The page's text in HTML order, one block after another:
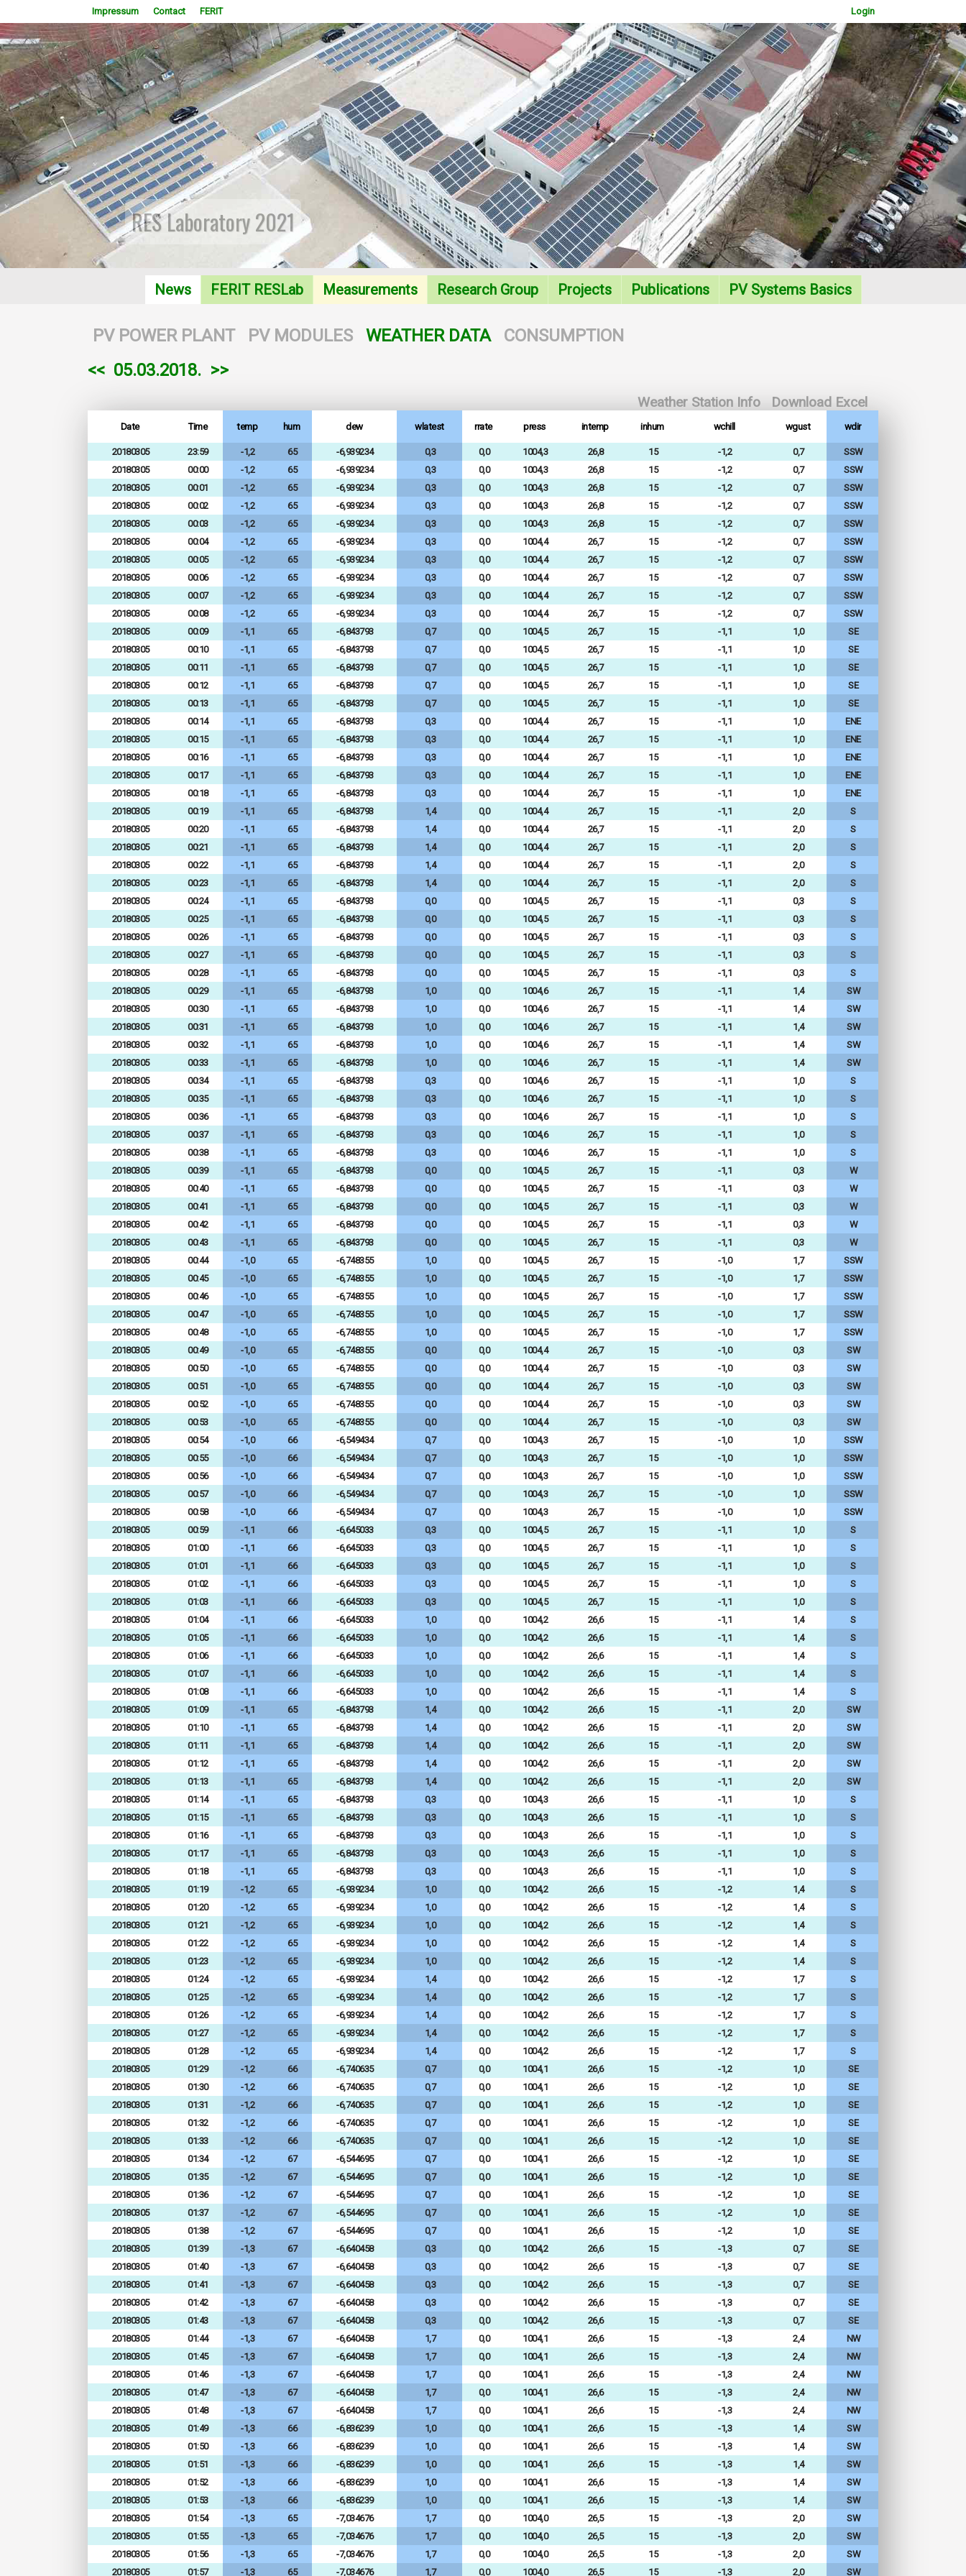
Impressum Contact FERIT Login
WOWSlider.com
RES Laboratory 2021
News FERIT RESLab Measurements Research Group Projects Publications PV Systems Basics
PV POWER PLANT PV MODULES WEATHER DATA
CONSUMPTION
<< 05.03.2018. >>
Download Excel
Weather Station Info
Date Time temp hum dew wlatest rrate press intemp inhum wchill wgust wdir
20180305 23:59 -1,2 65 -6,939234 0,3 0,0 1004,3 26,8 15 -1,2 0,7
SSW
20180305
00:00 -1,2 65 -6,939234 0,3 0,0 1004,3 26,8 15 -1,2 0,7
SSW
20180305
00:01 -1,2 65 -6,939234 0,3 0,0 1004,3 26,8 15 -1,2 0,7
SSW
20180305
00:02 -1,2 65 -6,939234 0,3 0,0 1004,3 26,8 15 -1,2 0,7
SSW
20180305
00:03 -1,2 65 -6,939234 0,3 0,0 1004,3 26,8 15 -1,2 0,7
SSW
20180305
00:04 -1,2 65 -6,939234 0,3 0,0 1004,4 26,7 15 -1,2 0,7
SSW
20180305
00:05 -1,2 65 -6,939234 0,3 0,0 1004,4 26,7 15 -1,2 0,7
SSW
20180305
00:06 -1,2 65 -6,939234 0,3 0,0 1004,4 26,7 15 -1,2 0,7
SSW
20180305
00:07 -1,2 65 -6,939234 0,3 0,0 1004,4 26,7 15 -1,2 0,7
SSW
20180305
00:08 -1,2 65 -6,939234 0,3 0,0 1004,4 26,7 15 -1,2 0,7
SSW
20180305
00:09 -1,1 65 -6,843793 0,7 0,0 1004,5 26,7 15 -1,1 1,0
SE
20180305
00:10 -1,1 65 -6,843793 0,7 0,0 1004,5 26,7 15 -1,1 1,0
SE
20180305
00:11 -1,1 65 -6,843793 0,7 0,0 1004,5 26,7 15 -1,1 1,0
SE
20180305
00:12 -1,1 65 -6,843793 0,7 0,0 1004,5 26,7 15 -1,1 1,0
SE
20180305
00:13 -1,1 65 -6,843793 0,7 0,0 1004,5 26,7 15 -1,1 1,0
SE
20180305
00:14 -1,1 65 -6,843793 0,3 0,0 1004,4 26,7 15 -1,1 1,0
ENE
20180305
00:15 -1,1 65 -6,843793 0,3 0,0 1004,4 26,7 15 -1,1 1,0
ENE
20180305
00:16 -1,1 65 -6,843793 0,3 0,0 1004,4 26,7 15 -1,1 1,0
ENE
20180305
00:17 -1,1 65 -6,843793 0,3 0,0 1004,4 26,7 15 -1,1 1,0
ENE
20180305
00:18 -1,1 65 -6,843793 0,3 0,0 1004,4 26,7 15 -1,1 1,0
ENE
20180305
00:19 -1,1 65 -6,843793 1,4 0,0 1004,4 26,7 15 -1,1 2,0
S
20180305
00:20 -1,1 65 -6,843793 1,4 0,0 1004,4 26,7 15 -1,1 2,0
S
20180305
00:21 -1,1 65 -6,843793 1,4 0,0 1004,4 26,7 15 -1,1 2,0
S
20180305
00:22 -1,1 65 -6,843793 1,4 0,0 1004,4 26,7 15 -1,1 2,0
S
20180305
00:23 -1,1 65 -6,843793 1,4 0,0 1004,4 26,7 15 -1,1 2,0
S
20180305
00:24 -1,1 65 -6,843793 0,0 0,0 1004,5 26,7 15 -1,1 0,3
S
20180305
00:25 -1,1 65 -6,843793 0,0 0,0 1004,5 26,7 15 -1,1 0,3
S
20180305
00:26 -1,1 65 -6,843793 0,0 0,0 1004,5 26,7 15 -1,1 0,3
S
20180305
00:27 -1,1 65 -6,843793 0,0 0,0 1004,5 26,7 15 -1,1 0,3
S
20180305
00:28 -1,1 65 -6,843793 0,0 0,0 1004,5 26,7 15 -1,1 0,3
S
20180305
00:29 -1,1 65 -6,843793 1,0 0,0 1004,6 26,7 15 -1,1 1,4
SW
20180305
00:30 -1,1 65 -6,843793 1,0 0,0 1004,6 26,7 15 -1,1 1,4
SW
20180305
00:31 -1,1 65 -6,843793 1,0 0,0 1004,6 26,7 15 -1,1 1,4
SW
20180305
00:32 -1,1 65 -6,843793 1,0 0,0 1004,6 26,7 15 -1,1 1,4
SW
20180305
00:33 -1,1 65 -6,843793 1,0 0,0 1004,6 26,7 15 -1,1 1,4
SW
20180305
00:34 -1,1 65 -6,843793 0,3 0,0 1004,6 26,7 15 -1,1 1,0
S
20180305
00:35 -1,1 65 -6,843793 0,3 0,0 1004,6 26,7 15 -1,1 1,0
S
20180305
00:36 -1,1 65 -6,843793 0,3 0,0 1004,6 26,7 15 -1,1 1,0
S
20180305
00:37 -1,1 65 -6,843793 0,3 0,0 1004,6 26,7 15 -1,1 1,0
S
20180305
00:38 -1,1 65 -6,843793 0,3 0,0 1004,6 26,7 15 -1,1 1,0
S
20180305
00:39 -1,1 65 -6,843793 0,0 0,0 1004,5 26,7 15 -1,1 0,3
W
20180305
00:40 -1,1 65 -6,843793 0,0 0,0 1004,5 26,7 15 -1,1 0,3
W
20180305
00:41 -1,1 65 -6,843793 0,0 0,0 1004,5 26,7 15 -1,1 0,3
W
20180305
00:42 -1,1 65 -6,843793 0,0 0,0 1004,5 26,7 15 -1,1 0,3
W
20180305
00:43 -1,1 65 -6,843793 0,0 0,0 1004,5 26,7 15 -1,1 0,3
W
20180305
00:44 -1,0 65 -6,748355 1,0 0,0 1004,5 26,7 15 -1,0 1,7
SSW
20180305
00:45 -1,0 65 -6,748355 1,0 0,0 1004,5 26,7 15 -1,0 1,7
SSW
20180305
00:46 -1,0 65 -6,748355 1,0 0,0 1004,5 26,7 15 -1,0 1,7
SSW
20180305
00:47 -1,0 65 -6,748355 1,0 0,0 1004,5 26,7 15 -1,0 1,7
SSW
20180305
00:48 -1,0 65 -6,748355 1,0 0,0 1004,5 26,7 15 -1,0 1,7
SSW
20180305
00:49 -1,0 65 -6,748355 0,0 0,0 1004,4 26,7 15 -1,0 0,3
SW
20180305
00:50 -1,0 65 -6,748355 0,0 0,0 1004,4 26,7 15 -1,0 0,3
SW
20180305
00:51 -1,0 65 -6,748355 0,0 0,0 1004,4 26,7 15 -1,0 0,3
SW
20180305
00:52 -1,0 65 -6,748355 0,0 0,0 1004,4 26,7 15 -1,0 0,3
SW
20180305
00:53 -1,0 65 -6,748355 0,0 0,0 1004,4 26,7 15 -1,0 0,3
SW
20180305
00:54 -1,0 66 -6,549434 0,7 0,0 1004,3 26,7 15 -1,0 1,0
SSW
20180305
00:55 -1,0 66 -6,549434 0,7 0,0 1004,3 26,7 15 -1,0 1,0
SSW
20180305
00:56 -1,0 66 -6,549434 0,7 0,0 1004,3 26,7 15 -1,0 1,0
SSW
20180305
00:57 -1,0 66 -6,549434 0,7 0,0 1004,3 26,7 15 -1,0 1,0
SSW
20180305
00:58 -1,0 66 -6,549434 0,7 0,0 1004,3 26,7 15 -1,0 1,0
SSW
20180305
00:59 -1,1 66 -6,645033 0,3 0,0 1004,5 26,7 15 -1,1 1,0
S
20180305
01:00 -1,1 66 -6,645033 0,3 0,0 1004,5 26,7 15 -1,1 1,0
S
20180305
01:01 -1,1 66 -6,645033 0,3 0,0 1004,5 26,7 15 -1,1 1,0
S
20180305
01:02 -1,1 66 -6,645033 0,3 0,0 1004,5 26,7 15 -1,1 1,0
S
20180305
01:03 -1,1 66 -6,645033 0,3 0,0 1004,5 26,7 15 -1,1 1,0
S
20180305
01:04 -1,1 66 -6,645033 1,0 0,0 1004,2 26,6 15 -1,1 1,4
S
20180305
01:05 -1,1 66 -6,645033 1,0 0,0 1004,2 26,6 15 -1,1 1,4
S
20180305
01:06 -1,1 66 -6,645033 1,0 0,0 1004,2 26,6 15 -1,1 1,4
S
20180305
01:07 -1,1 66 -6,645033 1,0 0,0 1004,2 26,6 15 -1,1 1,4
S
20180305
01:08 -1,1 66 -6,645033 1,0 0,0 1004,2 26,6 15 -1,1 1,4
S
20180305
01:09 -1,1 65 -6,843793 1,4 0,0 1004,2 26,6 15 -1,1 2,0
SW
20180305
01:10 -1,1 65 -6,843793 1,4 0,0 1004,2 26,6 15 -1,1 2,0
SW
20180305
01:11 -1,1 65 -6,843793 1,4 0,0 1004,2 26,6 15 -1,1 2,0
SW
20180305
01:12 -1,1 65 -6,843793 1,4 0,0 1004,2 26,6 15 -1,1 2,0
SW
20180305
01:13 -1,1 65 -6,843793 1,4 0,0 1004,2 26,6 15 -1,1 2,0
SW
20180305
01:14 -1,1 65 -6,843793 0,3 0,0 1004,3 26,6 15 -1,1 1,0
S
20180305
01:15 -1,1 65 -6,843793 0,3 0,0 1004,3 26,6 15 -1,1 1,0
S
20180305
01:16 -1,1 65 -6,843793 0,3 0,0 1004,3 26,6 15 -1,1 1,0
S
20180305
01:17 -1,1 65 -6,843793 0,3 0,0 1004,3 26,6 15 -1,1 1,0
S
20180305
01:18 -1,1 65 -6,843793 0,3 0,0 1004,3 26,6 15 -1,1 1,0
S
20180305
01:19 -1,2 65 -6,939234 1,0 0,0 1004,2 26,6 15 -1,2 1,4
S
20180305
01:20 -1,2 65 -6,939234 1,0 0,0 1004,2 26,6 15 -1,2 1,4
S
20180305
01:21 -1,2 65 -6,939234 1,0 0,0 1004,2 26,6 15 -1,2 1,4
S
20180305
01:22 -1,2 65 -6,939234 1,0 0,0 1004,2 26,6 15 -1,2 1,4
S
20180305
01:23 -1,2 65 -6,939234 1,0 0,0 1004,2 26,6 15 -1,2 1,4
S
20180305
01:24 -1,2 65 -6,939234 1,4 0,0 1004,2 26,6 15 -1,2 1,7
S
20180305
01:25 -1,2 65 -6,939234 1,4 0,0 1004,2 26,6 15 -1,2 1,7
S
20180305
01:26 -1,2 65 -6,939234 1,4 0,0 1004,2 26,6 15 -1,2 1,7
S
20180305
01:27 -1,2 65 -6,939234 1,4 0,0 1004,2 26,6 15 -1,2 1,7
S
20180305
01:28 -1,2 65 -6,939234 1,4 0,0 1004,2 26,6 15 -1,2 1,7
S
20180305
01:29 -1,2 66 -6,740635 0,7 0,0 1004,1 26,6 15 -1,2 1,0
SE
20180305
01:30 -1,2 66 -6,740635 0,7 0,0 1004,1 26,6 15 -1,2 1,0
SE
20180305
01:31 -1,2 66 -6,740635 0,7 0,0 1004,1 26,6 15 -1,2 1,0
SE
20180305
01:32 -1,2 66 -6,740635 0,7 0,0 1004,1 26,6 15 -1,2 1,0
SE
20180305
01:33 -1,2 66 -6,740635 0,7 0,0 1004,1 26,6 15 -1,2 1,0
SE
20180305
01:34 -1,2 67 -6,544695 0,7 0,0 1004,1 26,6 15 -1,2 1,0
SE
20180305
01:35 -1,2 67 -6,544695 0,7 0,0 1004,1 26,6 15 -1,2 1,0
SE
20180305
01:36 -1,2 67 -6,544695 0,7 0,0 1004,1 26,6 15 -1,2 1,0
SE
20180305
01:37 -1,2 67 -6,544695 0,7 0,0 1004,1 26,6 15 -1,2 1,0
SE
20180305
01:38 -1,2 67 -6,544695 0,7 0,0 1004,1 26,6 15 -1,2 1,0
SE
20180305
01:39 -1,3 67 -6,640458 0,3 0,0 1004,2 26,6 15 -1,3 0,7
SE
20180305
01:40 -1,3 67 -6,640458 0,3 0,0 1004,2 26,6 15 -1,3 0,7
SE
20180305
01:41 -1,3 67 -6,640458 0,3 0,0 1004,2 26,6 15 -1,3 0,7
SE
20180305
01:42 -1,3 67 -6,640458 0,3 0,0 1004,2 26,6 15 -1,3 0,7
SE
20180305
01:43 -1,3 67 -6,640458 0,3 0,0 1004,2 26,6 15 -1,3 0,7
SE
20180305
01:44 -1,3 67 -6,640458 1,7 0,0 1004,1 26,6 15 -1,3 2,4
NW
20180305
01:45 -1,3 67 -6,640458 1,7 0,0 1004,1 26,6 15 -1,3 2,4
NW
20180305
01:46 -1,3 67 -6,640458 1,7 0,0 1004,1 26,6 15 -1,3 2,4
NW
20180305
01:47 -1,3 67 -6,640458 1,7 0,0 1004,1 26,6 15 -1,3 2,4
NW
20180305
01:48 -1,3 67 -6,640458 1,7 0,0 1004,1 26,6 15 -1,3 2,4
NW
20180305
01:49 -1,3 66 -6,836239 1,0 0,0 1004,1 26,6 15 -1,3 1,4
SW
20180305
01:50 -1,3 66 -6,836239 1,0 0,0 1004,1 26,6 15 -1,3 1,4
SW
20180305
01:51 -1,3 66 -6,836239 1,0 0,0 1004,1 26,6 15 -1,3 1,4
SW
20180305
01:52 -1,3 66 -6,836239 1,0 0,0 1004,1 26,6 15 -1,3 1,4
SW
20180305
01:53 -1,3 66 -6,836239 1,0 0,0 1004,1 26,6 15 -1,3 1,4
SW
20180305
01:54 -1,3 65 -7,034676 1,7 0,0 1004,0 26,5 15 -1,3 2,0
SW
20180305
01:55 -1,3 65 -7,034676 1,7 0,0 1004,0 26,5 15 -1,3 2,0
SW
20180305
01:56 -1,3 65 -7,034676 1,7 0,0 1004,0 26,5 15 -1,3 2,0
SW
20180305
01:57 -1,3 65 -7,034676 1,7 0,0 1004,0 26,5 15 -1,3 2,0 SW